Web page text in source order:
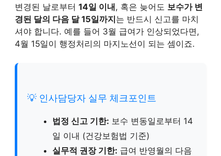
변경된 날로부터 14일 이내 , 혹은 늦어도 보수가 변
경된 달의 다음 달 15일까지 는 반드시 신고를 마치
셔야 합니다. 예를 들어 3월 급여가 인상되었다면,
4월 15일이 행정처리의 마지노선이 되는 셈이죠.
💡 인사담당자 실무 체크포인트
법정 신고 기한: 보수 변동일로부터 14
일 이내 (건강보험법 기준)
실무적 권장 기한: 급여 반영월의 다음